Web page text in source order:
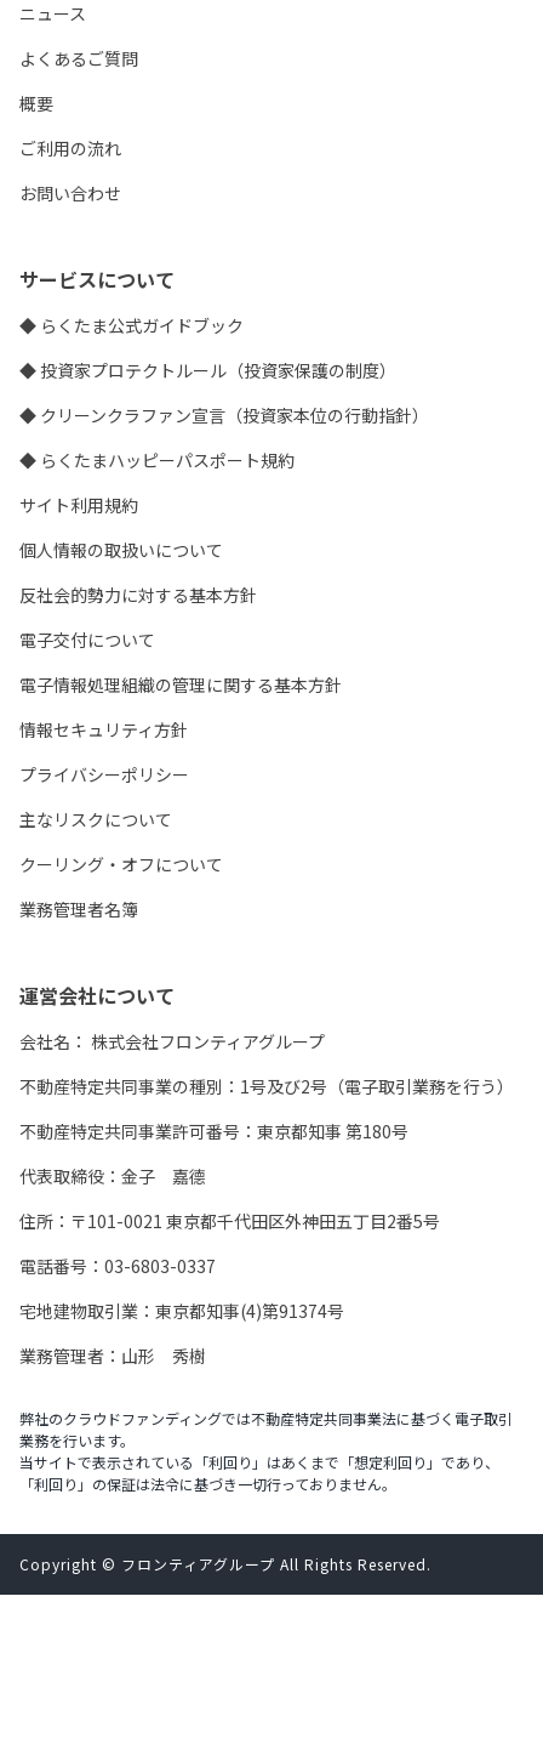
ニュース
よくあるご質問
概要
ご利用の流れ
お問い合わせ
サービスについて
◆ らくたま公式ガイドブック
◆ 投資家プロテクトルール（投資家保護の制度）
◆ クリーンクラファン宣言（投資家本位の行動指針）
◆ らくたまハッピーパスポート規約
サイト利用規約
個人情報の取扱いについて
反社会的勢力に対する基本方針
電子交付について
電子情報処理組織の管理に関する基本方針
情報セキュリティ方針
プライバシーポリシー
主なリスクについて
クーリング・オフについて
業務管理者名簿
運営会社について
会社名： 株式会社フロンティアグループ
不動産特定共同事業の種別：1号及び2号（電子取引業務を行う）
不動産特定共同事業許可番号：東京都知事 第180号
代表取締役：金子 嘉德
住所：〒101-0021 東京都千代田区外神田五丁目2番5号
電話番号：03-6803-0337
宅地建物取引業：東京都知事(4)第91374号
業務管理者：山形 秀樹
弊社のクラウドファンディングでは不動産特定共同事業法に基づく電子取引
業務を行います。
当サイトで表示されている「利回り」はあくまで「想定利回り」であり、
「利回り」の保証は法令に基づき一切行っておりません。
Copyright © フロンティアグループ All Rights Reserved.